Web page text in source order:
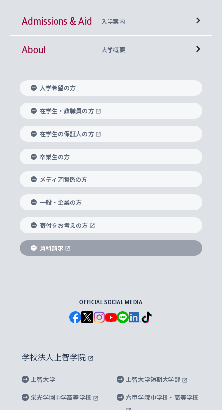
文学部
総合人間科学部
経済学部
外国語学部
総合グローバル学部
国際教養学部
理工学部
Futures） – 持続可能な未来を考える６学科連携
上智大学の全学共通教育
基盤教育センター
キリスト教人間学
身体知
思考と表現
データサイエンス
上智大学の語学教育
言語教育研究センター
上智大学のグローバル教育
グローバル教育センター
上智大学で学ぶ
海外で学ぶ
学びのサポート
大学院
神学研究科
実践宗教学研究科
総合人間科学研究科
経済学研究科
グローバル・スタディーズ研究科
助産学専攻科
生涯学習
キリスト教文化研究所
中世思想研究所
国際言語情報研究所
グローバル・コンサーン研究所
比較文化研究所
ヨーロッパ研究所
アジア文化研究所
アメリカ・カナダ研究所
メディア・ジャーナリズム研究所
水稀少社会研究センター
先進機械・構造材料イノベーションセンター
Sophia Open Research Weeks (SORW)
産官学連携
知的財産
研究支援制度
重点領域研究・自由課題研究
研究活動に関する法令・研究費の使用について
学期区分と授業時間割
課外活動
課外教育プログラム
ボランティア活動
グローバルな学びのコミュニティ
学生の相談窓口
心身の健康相談
ハラスメント防止の取り組み
障がいのある学生への支援
キャリア形成サポート
キャリア形成支援プログラム
就職（内定先）・進路統計
企業の採用ご担当者様へのご案内
住まいのサポート
Admissions & Aid 入学案内
上智大学で取得できる学位
入れの方針）
科目等履修生
研究生・外国人特別研究生・国費留学生
交換留学生(海外大学から上智大学で学ぶ)
ノンディグリー生
Sophia Short-term Program受講生
学費・奨学金
学部入学前に出願する奨学金
国による高等教育の修学支援新制度
大学院生対象の奨学金
海外留学する際の費用と奨学金
About 大学概要
理事長・学長メッセージ
学長・副学長紹介
上智大学の精神
上智大学の理念
上智大学の沿革
ソフィア・アーカイブズ
上智大学とカトリック
グローバルエンゲージメント
上智大学を訪れた世界の知性
国連Weeks・アフリカWeeks
ダイバーシティ＆サステナビリティへの取り組み
上智大学公式ソーシャルメディア
学校法人上智学院について
数字で見る上智大学
上智大学のネットワーク
父母・保証人とのネットワーク
学外とのネットワーク
上智大学の出版物
上智大学大学案内・大学院案内
英文広報誌 SOPHIA magazine
上智大学のビジュアル・アイデンティティ
上智大学ビジュアル・アイデンティティ
上智大学校歌 ・上智大学学生歌
上智大学への取材・キャンパスでの撮影について
上智大学の公開情報
上智大学の教育研究活動等の情報公表
キャンパス案内
入学希望の方
在学生・教職員の方
在学生の保証人の方
卒業生の方
メディア関係の方
一般・企業の方
寄付をお考えの方
資料請求
OFFICIAL SOCIAL MEDIA
学校法人上智学院
上智大学 上智大学短期大学部
栄光学園中学高等学校 六甲学院中学校・高等学校